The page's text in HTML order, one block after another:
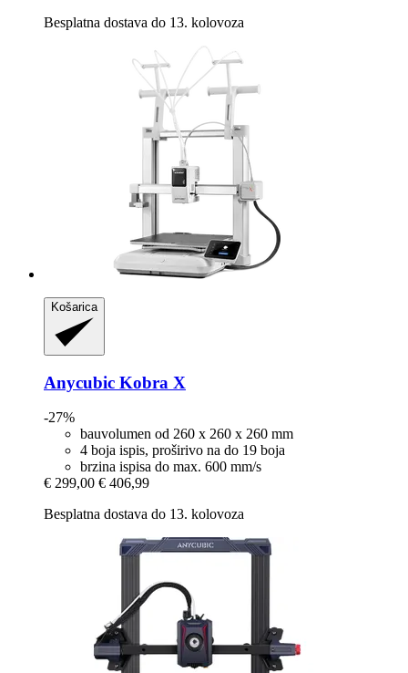
Besplatna dostava do 13. kolovoza
Košarica
Anycubic Kobra X
-27%
bauvolumen od 260 x 260 x 260 mm
4 boja ispis, proširivo na do 19 boja
brzina ispisa do max. 600 mm/s
€ 299,00 € 406,99
Besplatna dostava do 13. kolovoza